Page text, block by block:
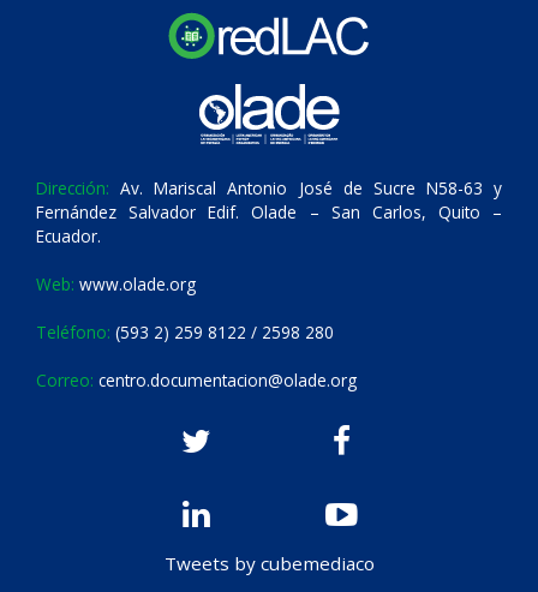
Dirección: Av. Mariscal Antonio José de Sucre N58-63 y
Fernández Salvador Edif. Olade – San Carlos, Quito –
Ecuador.
Web: www.olade.org
Teléfono: (593 2) 259 8122 / 2598 280
Correo: centro.documentacion@olade.org
Tweets by cubemediaco